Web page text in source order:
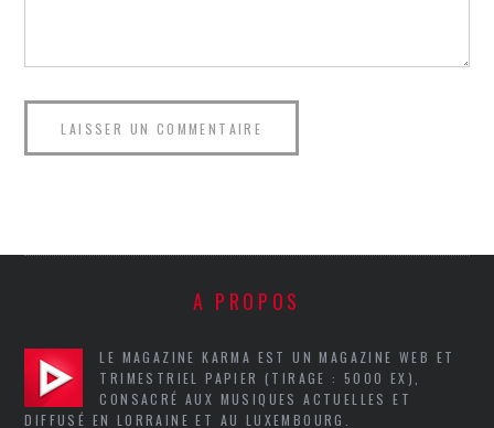
A PROPOS
LE MAGAZINE KARMA EST UN MAGAZINE WEB ET
TRIMESTRIEL PAPIER (TIRAGE : 5000 EX),
CONSACRÉ AUX MUSIQUES ACTUELLES ET
DIFFUSÉ EN LORRAINE ET AU LUXEMBOURG.